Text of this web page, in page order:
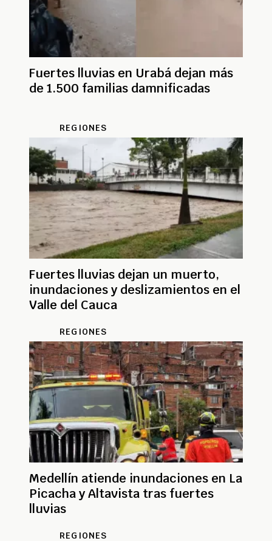
Fuertes lluvias en Urabá dejan más
de 1.500 familias damnificadas
REGIONES
Fuertes lluvias dejan un muerto,
inundaciones y deslizamientos en el
Valle del Cauca
REGIONES
Medellín atiende inundaciones en La
Picacha y Altavista tras fuertes
lluvias
REGIONES